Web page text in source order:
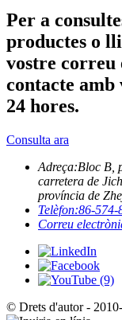
Per a
productes o
vostre correu
contacte amb
24 hores.
Consulta ara
Adreça:Bloc B,
carretera de
província de
Telèfon:86-574-
Correu
© Drets d'autor -